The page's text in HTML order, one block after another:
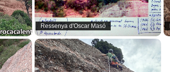
Ressenya d'Oscar Masó